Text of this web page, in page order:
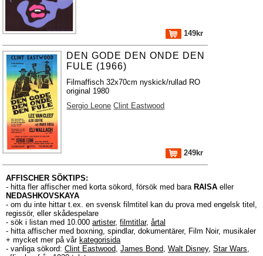
149kr
DEN GODE DEN ONDE DEN
FULE (1966)
Filmaffisch 32x70cm nyskick/rullad RO
original 1980
Sergio Leone Clint Eastwood
249kr
AFFISCHER SÖKTIPS:
- hitta fler affischer med korta sökord, försök med bara RAISA eller
NEDASHKOVSKAYA
- om du inte hittar t.ex. en svensk filmtitel kan du prova med engelsk titel,
regissör, eller skådespelare
- sök i listan med 10.000 artister, filmtitlar, årtal
- hitta affischer med boxning, spindlar, dokumentärer, Film Noir, musikaler
+ mycket mer på vår kategorisida
- vanliga sökord: Clint Eastwood, James Bond, Walt Disney, Star Wars,